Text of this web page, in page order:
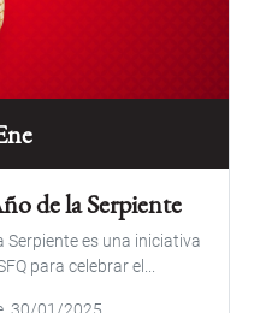
de la Serpiente
Serpiente es una iniciativa
para celebrar el...